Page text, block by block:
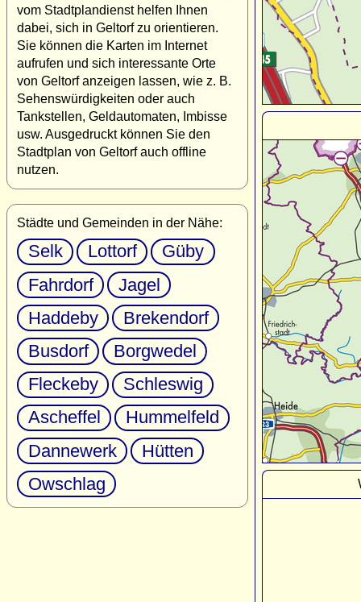
vom Stadtplandienst helfen Ihnen
dabei, sich in Geltorf zu orientieren.
Sie können die Karten im Internet
aufrufen und sich interessante Orte
von Geltorf anzeigen lassen, wie z. B.
Sehenswürdigkeiten oder auch
Tankstellen, Geldautomaten, Imbisse
usw. Ausgedruckt können Sie den
Stadtplan von Geltorf auch offline
nutzen.
Städte und Gemeinden in der Nähe:
Selk Lottorf
Güby
Fahrdorf
Jagel
Haddeby
Brekendorf
Busdorf
Borgwedel
Fleckeby
Schleswig
Ascheffel
Hummelfeld
Dannewerk
Hütten
Owschlag